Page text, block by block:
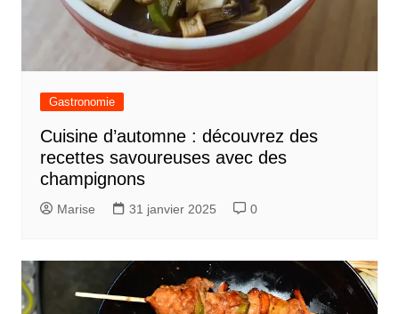
Gastronomie
Cuisine d’automne : découvrez des
recettes savoureuses avec des
champignons
Marise 31 janvier 2025 0